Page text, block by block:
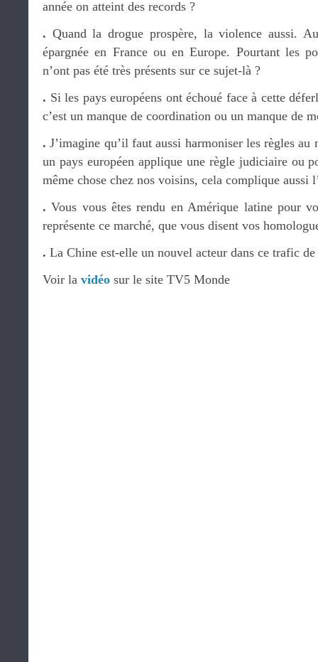
année on atteint des records ?
. Quand la drogue prospère, la violence aussi.
épargnée en France ou en Europe. Pourtant les
n’ont pas été très présents sur ce sujet-là ?
. Si les pays européens ont échoué face à cette
c’est un manque de coordination ou un manque de
. J’imagine qu’il faut aussi harmoniser les règles au
un pays européen applique une règle judiciaire ou
même chose chez nos voisins, cela complique aussi
. Vous vous êtes rendu en Amérique latine pour
représente ce marché, que vous disent vos
. La Chine est-elle un nouvel acteur dans ce trafic de
Voir la vidéo sur le site TV5 Monde